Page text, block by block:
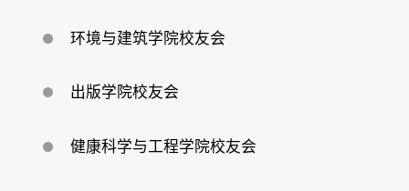
环境与建筑学院校友会
出版学院校友会
健康科学与工程学院校友会